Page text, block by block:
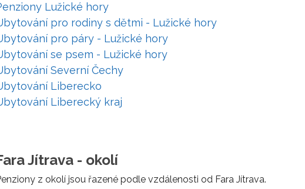
Lužické hory
pro rodiny s dětmi - Lužické hory
pro páry - Lužické hory
se psem - Lužické hory
Severní Čechy
Liberecko
Liberecký kraj
Jítrava - okolí
z okolí jsou řazené podle vzdálenosti od Fara Jítrava.